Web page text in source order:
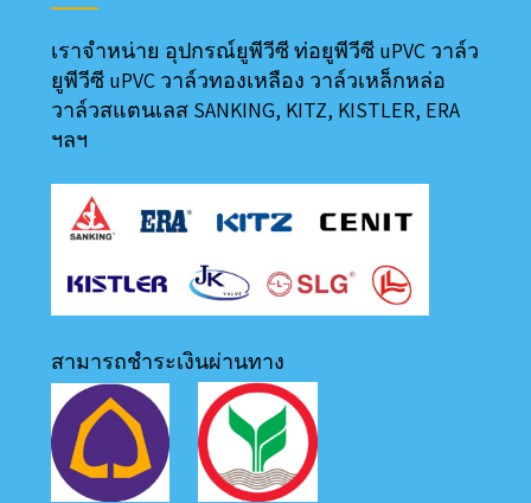
เราจำหน่าย อุปกรณ์ยูพีวีซี ท่อยูพีวีซี uPVC วาล์ว
ยูพีวีซี uPVC วาล์วทองเหลือง วาล์วเหล็กหล่อ
วาล์วสแตนเลส SANKING, KITZ, KISTLER, ERA
ฯลฯ
สามารถชำระเงินผ่านทาง